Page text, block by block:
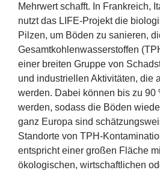
Mehrwert schafft. In Frankreich,
nutzt das LIFE-Projekt die
Pilzen, um Böden zu sanieren,
Gesamtkohlenwasserstoffen (
einer breiten Gruppe von
und industriellen Aktivitäten, die
werden. Dabei können bis zu 90
werden, sodass die Böden
ganz Europa sind
Standorte von TPH-
entspricht einer großen Fläche
ökologischen, wirtschaftlichen